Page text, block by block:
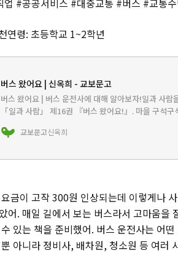
업 #공공서비스 #대중교통 #버스 #교통
연령: 초등학교 1~2학년
버스 왔어요 | 신옥희 - 교보문고
버스 왔어요 | 버스 운전사에 대해 알아보자!일과 사람
「일과 사람」 제16권 『버스 왔어요!』. 마을 구석
교보문고신옥희
금이 고작 300원 인상되는데 이렇게나
어. 매일 길에서 보는 버스라서 고마움을
있는 책을 준비했어. 버스 운전사는 어
아니라 정비사, 배차원, 청소원 등 여러